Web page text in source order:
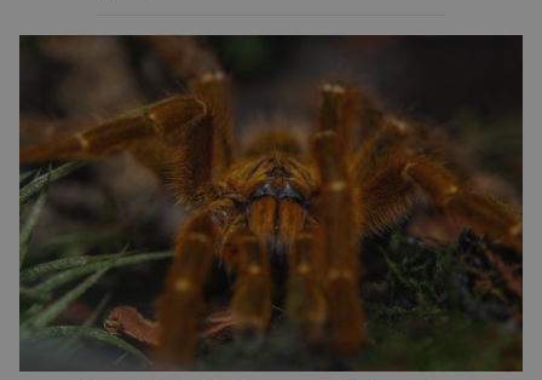
padesátkrát dokola, železná opona a miliony
vojáků v permanentní pohotovosti. A pak je tu
Donald Kendall, generální ředitel společnosti
PepsiCo, který se v květnu roku 1989 stává
admirálem flotily, jež čítá sedmnáct […]